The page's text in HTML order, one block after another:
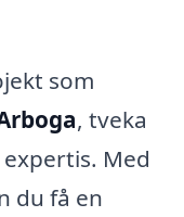
som
, tveka
Med
du få en